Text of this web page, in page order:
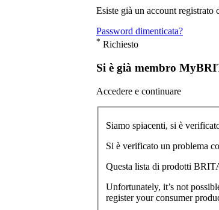
Esiste già un account
Password dimenticata?
* Richiesto
Si è già membro
Accedere e continuare
Siamo spiacenti, si è
Si è verificato un problema
Questa lista di prodotti
Unfortunately, it’s not
register your consumer